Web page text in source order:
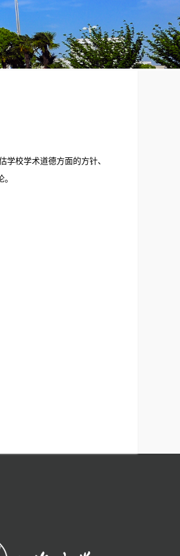
校学术道德方面的方针、